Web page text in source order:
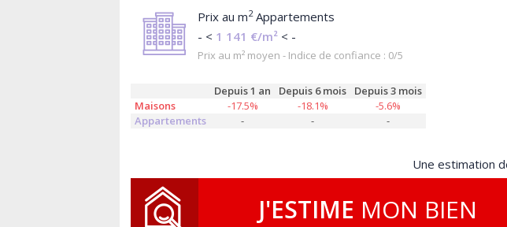
Prix au m2Appartements
- < 1 141 €/m² < -
Prix au m² moyen - Indice de confiance : 0/5
Depuis 1 an Depuis 6 mois
Depuis 3 mois
Maisons
-17.5% -18.1%
-5.6%
Appartements
- - -
Une estimation
J'ESTIME MON BIEN